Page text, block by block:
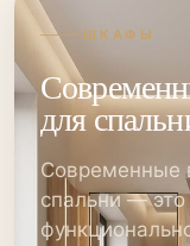
ШКАФЫ
для
Современные
спальни —